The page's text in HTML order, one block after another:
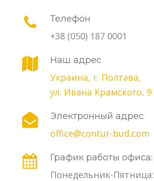
Телефон
+38 (050) 187 0001
Наш адрес
Украина, г. Полтава,
ул. Ивана Крамского, 9
Электронный адрес
office@contur-bud.com
График работы офиса:
Понедельник-Пятница: